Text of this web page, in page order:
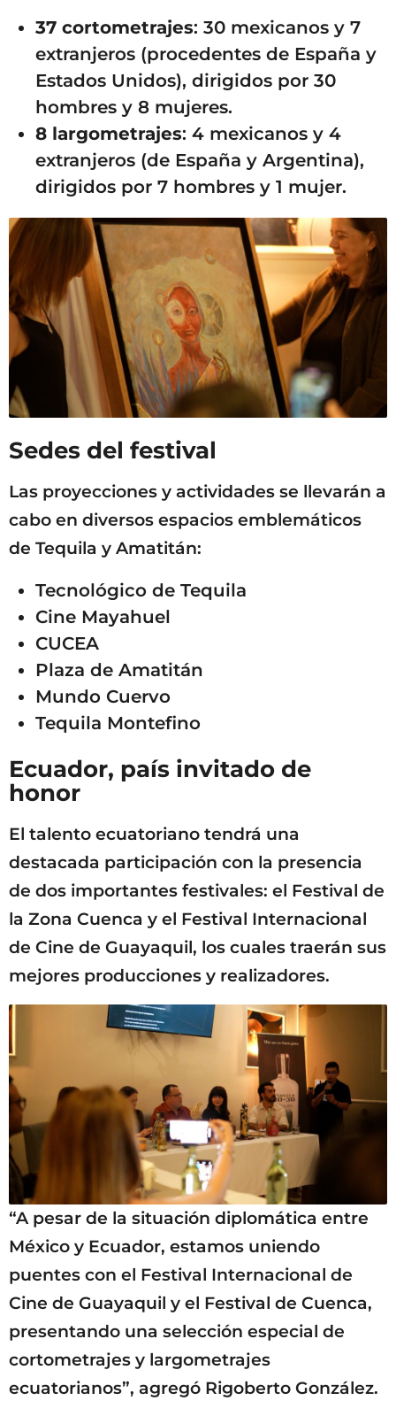
37 cortometrajes: 30 mexicanos y 7
extranjeros (procedentes de España y
Estados Unidos), dirigidos por 30
hombres y 8 mujeres.
8 largometrajes: 4 mexicanos y 4
extranjeros (de España y Argentina),
dirigidos por 7 hombres y 1 mujer.
Sedes del festival
Las proyecciones y actividades se llevarán a
cabo en diversos espacios emblemáticos
de Tequila y Amatitán:
Tecnológico de Tequila
Cine Mayahuel
CUCEA
Plaza de Amatitán
Mundo Cuervo
Tequila Montefino
Ecuador, país invitado de
honor
El talento ecuatoriano tendrá una
destacada participación con la presencia
de dos importantes festivales: el Festival de
la Zona Cuenca y el Festival Internacional
de Cine de Guayaquil, los cuales traerán sus
mejores producciones y realizadores.
“A pesar de la situación diplomática entre
México y Ecuador, estamos uniendo
puentes con el Festival Internacional de
Cine de Guayaquil y el Festival de Cuenca,
presentando una selección especial de
cortometrajes y largometrajes
ecuatorianos”, agregó Rigoberto González.